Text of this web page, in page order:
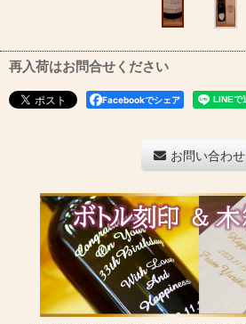
再入荷はお問合せください
Facebookでシェア
お問い合わせ